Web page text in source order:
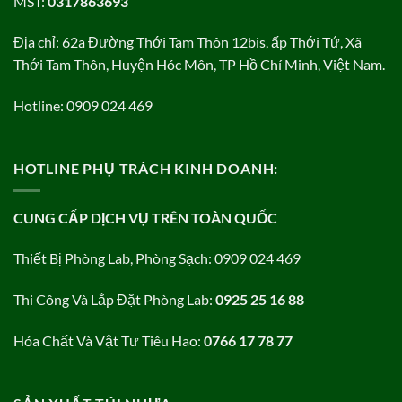
Địa chỉ: 62a Đường Thới Tam Thôn 12bis, ấp Thới Tứ, Xã
Thới Tam Thôn, Huyện Hóc Môn, TP Hồ Chí Minh, Việt Nam.
Hotline: 0909 024 469
HOTLINE PHỤ TRÁCH KINH DOANH:
CUNG CẤP DỊCH VỤ TRÊN TOÀN QUỐC
Thiết Bị Phòng Lab, Phòng Sạch: 0909 024 469
Thi Công Và Lắp Đặt Phòng Lab: 0925 25 16 88
Hóa Chất Và Vật Tư Tiêu Hao: 0766 17 78 77